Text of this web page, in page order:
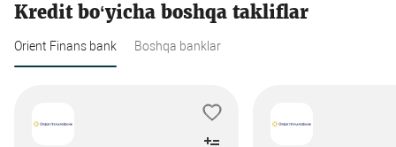
Kredit bo‘yicha boshqa takliflar
Orient Finans bank Boshqa banklar